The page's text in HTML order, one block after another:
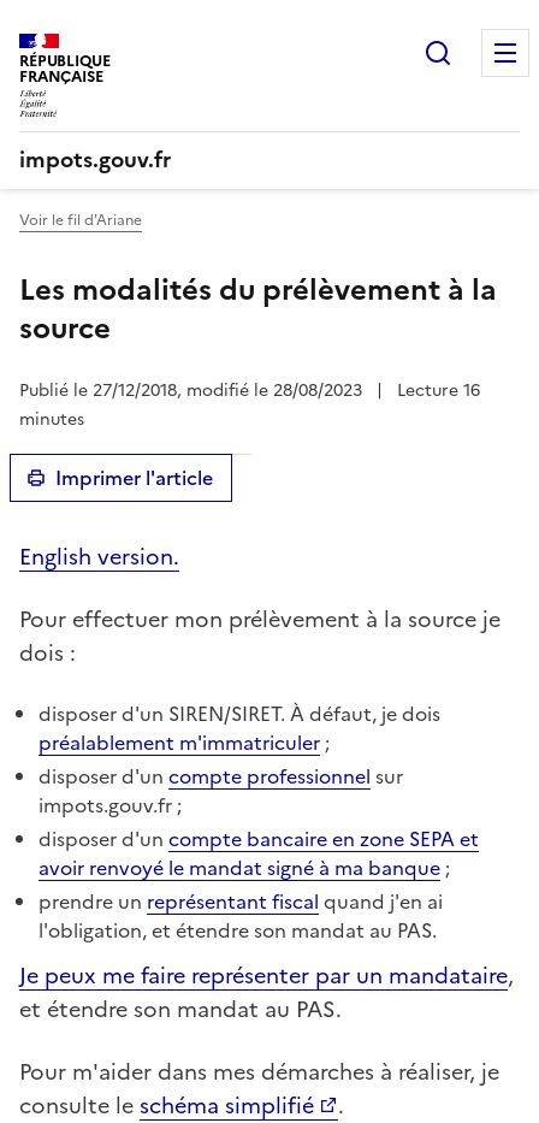
RÉPUBLIQUE
FRANÇAISE
impots.gouv.fr
Voir le fil d'Ariane
Les modalités du prélèvement à la
source
Publié le 27/12/2018, modifié le 28/08/2023 |
Lecture 16
minutes
Imprimer l'article
English version.
Pour effectuer mon prélèvement à la source je
dois :
disposer d'un SIREN/SIRET. À défaut, je dois
préalablement m'immatriculer ;
disposer d'un compte professionnel sur
impots.gouv.fr ;
disposer d'un compte bancaire en zone SEPA et
avoir renvoyé le mandat signé à ma banque ;
prendre un représentant fiscal quand j'en ai
l'obligation, et étendre son mandat au PAS.
Je peux me faire représenter par un mandataire,
et étendre son mandat au PAS.
Pour m'aider dans mes démarches à réaliser, je
consulte leschéma simplifié .